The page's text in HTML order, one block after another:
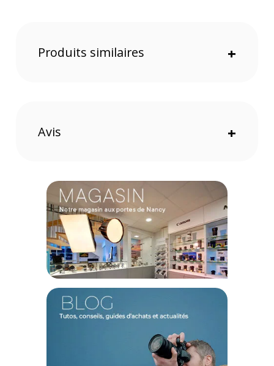
1x support/support TIMEBAR
Code EAN Tentacle Kit pour Ardoise TIMEBAR - Achat et Prix - :
(1) Offre valable jusqu'au 31 Décembre 2030 à partir de 49 euros
d'achat, sur la base d'une expédition Chronopost 24H vers un point
relais situé en France continentale uniquement, valable uniquement
sur les produits de moins de 1m et moins de 20Kg.
(2) Sous réserve d'éligibilité.
(3) Nombre de points Fidélité estimés, hors remises au panier, basé
sur le prix TTC en €, les points seront effectivement calculés dans le
Produits similaires +
Avis +